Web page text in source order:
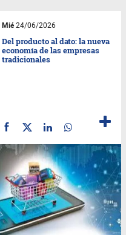
Mié24/06/2026
Del producto al dato: la nueva
economía de las empresas
tradicionales